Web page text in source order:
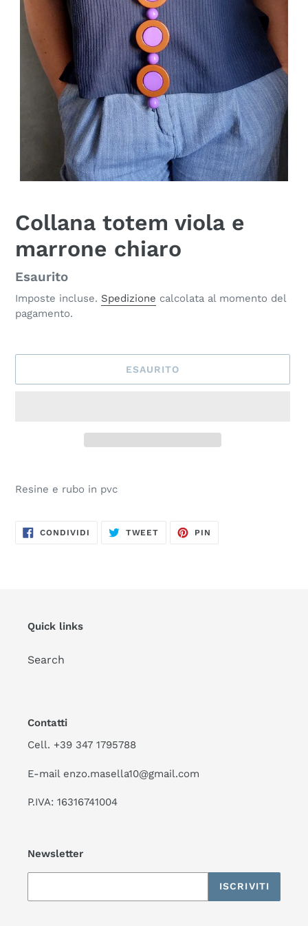
Collana totem viola e
marrone chiaro
Disponibilità
Esaurito
Imposte incluse. Spedizione calcolata al momento del
pagamento.
ESAURITO
del
carrello
Resine e rubo in pvc
CONDIVIDI CONDIVIDITWEET TWITTA PIN
Quick links
Search
Contatti
Cell. +39 347 1795788
E-mail enzo.masella10@gmail.com
P.IVA: 16316741004
Newsletter
ISCRIVITI